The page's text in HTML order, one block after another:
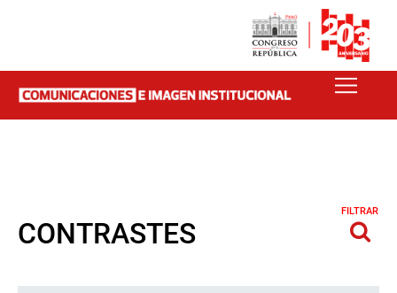
CONTRASTES
FILTRAR